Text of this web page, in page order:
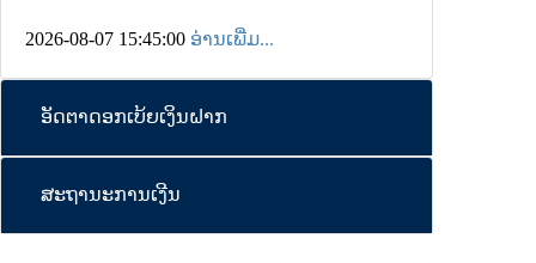
2026-08-07 15:45:00 ອ່ານເພີ່ມ...
ອັດຕາດອກເບ້ຍເງິນຝາກ
ສະຖານະການເງີນ